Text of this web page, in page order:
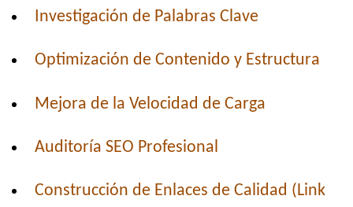
Investigación de Palabras Clave
Optimización de Contenido y Estructura
Mejora de la Velocidad de Carga
Auditoría SEO Profesional
Construcción de Enlaces de Calidad (Link